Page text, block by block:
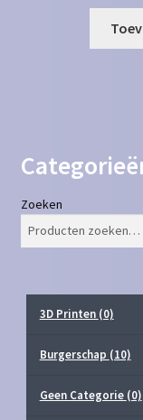
Zoeken
3D Printen (0)
Burgerschap (10)
Geen Categorie (0)